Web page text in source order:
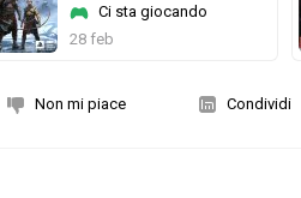
Ci sta giocando
28 feb
Non mi piace Condividi